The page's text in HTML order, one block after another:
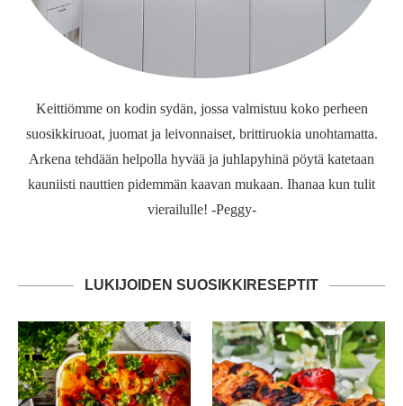
Keittiömme on kodin sydän, jossa valmistuu koko perheen
suosikkiruoat, juomat ja leivonnaiset, brittiruokia unohtamatta.
Arkena tehdään helpolla hyvää ja juhlapyhinä pöytä katetaan
kauniisti nauttien pidemmän kaavan mukaan. Ihanaa kun tulit
vierailulle! -Peggy-
LUKIJOIDEN SUOSIKKIRESEPTIT